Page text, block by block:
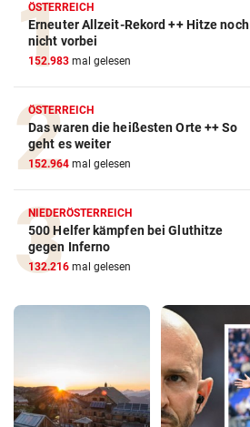
ÖSTERREICH
Erneuter Allzeit-Rekord ++ Hitze noch
nicht vorbei
152.983 mal gelesen
ÖSTERREICH
Das waren die heißesten Orte ++ So
geht es weiter
152.964 mal gelesen
NIEDERÖSTERREICH
500 Helfer kämpfen bei Gluthitze
gegen Inferno
132.216 mal gelesen